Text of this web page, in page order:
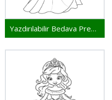
Yazdırılabilir Bedava Prenses